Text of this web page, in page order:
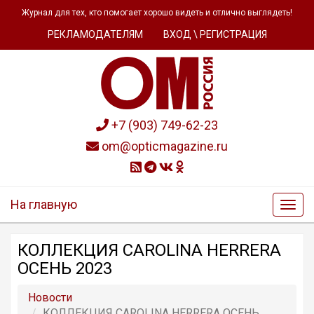
Журнал для тех, кто помогает хорошо видеть и отлично выглядеть!
РЕКЛАМОДАТЕЛЯМ ВХОД \ РЕГИСТРАЦИЯ
+7 (903) 749-62-23
om@opticmagazine.ru
На главную
КОЛЛЕКЦИЯ CAROLINA HERRERA
ОСЕНЬ 2023
Новости